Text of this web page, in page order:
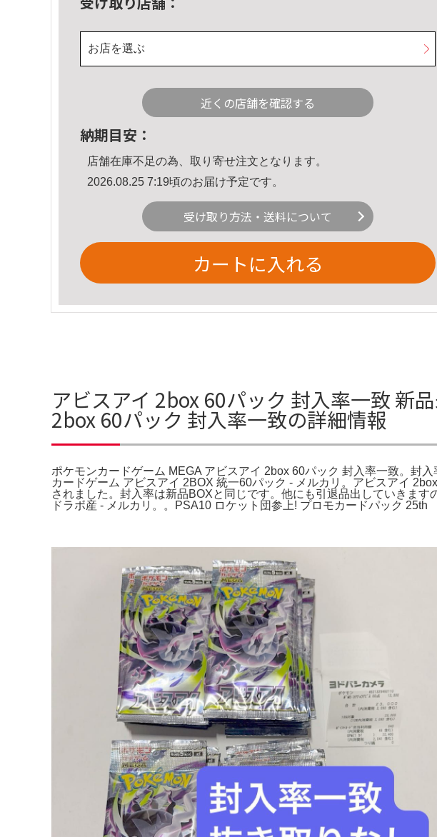
お店を選ぶ
近くの店舗を確認する
納期目安：
店舗在庫不足の為、取り寄せ注文となります。
2026.08.25 7:19頃のお届け予定です。
受け取り方法・送料について
カートに入れる
アビスアイ 2box 60パック 封入率一致 新
2box 60パック 封入率一致の詳細情報
ポケモンカードゲーム MEGA アビスアイ 2box 60パック 封入率一致。封
カードゲーム アビスアイ 2BOX 統一60パック - メルカリ。アビスアイ
されました。封入率は新品BOXと同じです。他にも引退品出していきま
ドラボ産 - メルカリ。。PSA10 ロケット団参上! プロモカードパック 25th